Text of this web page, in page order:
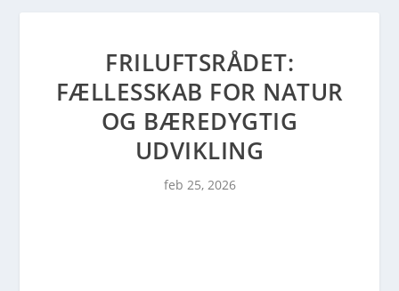
FRILUFTSRÅDET:
FÆLLESSKAB FOR NATUR
OG BÆREDYGTIG
UDVIKLING
feb 25, 2026